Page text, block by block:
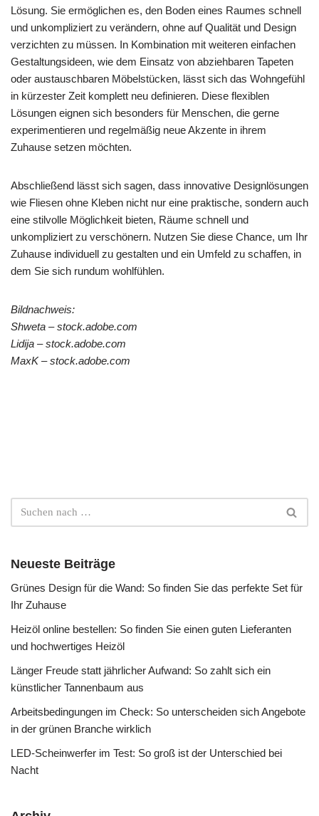
Lösung. Sie ermöglichen es, den Boden eines Raumes schnell
und unkompliziert zu verändern, ohne auf Qualität und Design
verzichten zu müssen. In Kombination mit weiteren einfachen
Gestaltungsideen, wie dem Einsatz von abziehbaren Tapeten
oder austauschbaren Möbelstücken, lässt sich das Wohngefühl
in kürzester Zeit komplett neu definieren. Diese flexiblen
Lösungen eignen sich besonders für Menschen, die gerne
experimentieren und regelmäßig neue Akzente in ihrem
Zuhause setzen möchten.
Abschließend lässt sich sagen, dass innovative Designlösungen
wie Fliesen ohne Kleben nicht nur eine praktische, sondern auch
eine stilvolle Möglichkeit bieten, Räume schnell und
unkompliziert zu verschönern. Nutzen Sie diese Chance, um Ihr
Zuhause individuell zu gestalten und ein Umfeld zu schaffen, in
dem Sie sich rundum wohlfühlen.
Bildnachweis:
Shweta – stock.adobe.com
Lidija – stock.adobe.com
MaxK – stock.adobe.com
Neueste Beiträge
Grünes Design für die Wand: So finden Sie das perfekte Set für
Ihr Zuhause
Heizöl online bestellen: So finden Sie einen guten Lieferanten
und hochwertiges Heizöl
Länger Freude statt jährlicher Aufwand: So zahlt sich ein
künstlicher Tannenbaum aus
Arbeitsbedingungen im Check: So unterscheiden sich Angebote
in der grünen Branche wirklich
LED-Scheinwerfer im Test: So groß ist der Unterschied bei
Nacht